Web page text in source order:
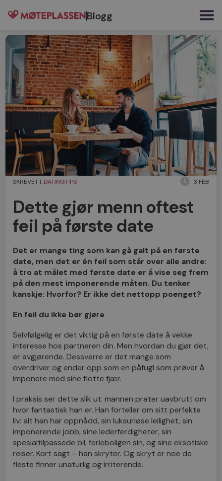
Blogg
SKREVET I: DATINGTIPS 3 FEB
Dette gjør menn oftest
feil på første date
Det er mange ting som kan gå galt på en første
date, men det er én feil som står over alle andre:
å tro at målet med første date er å vise seg frem
på den mest imponerende måten. Du tenker
kanskje: Hvorfor? Er ikke det nettopp poenget?
En feil du ikke bør gjøre
Selvfølgelig er det viktig på en første date å vekke
interesse hos partneren din. Men hvordan du gjør det,
er avgjørende. Dessverre er det mange som
overdriver og ender opp som en påfugl som prøver å
imponere med sine flotte fjær.
I praksis ser dette slik ut: mannen prater uavbrutt om
hvor fantastisk han er. Han forteller om sitt perfekte
liv: alt han har oppnådd, sin luksuriøse leilighet, sin
imponerende jobb, sine lederferdigheter, sin
spesialtilpassede bil, ferieboligen sin, og sine eksotiske
reiser. Kort sagt – han skryter. Og skryt er noe de
fleste finner unaturlig og irriterende.